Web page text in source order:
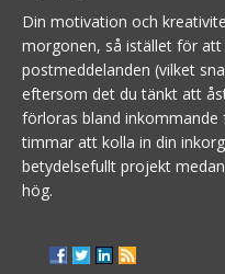
Din motivation och
morgonen, så istället för
postmeddelanden (vilket
eftersom det du tänkt att
förloras bland
timmar att kolla in din
betydelsefullt projekt
hög.